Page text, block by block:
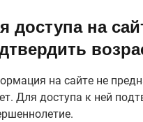
немецкого
и даже США,
посадки лоз в
уничтожили
доступа на
на сайте не
Для доступа к ней